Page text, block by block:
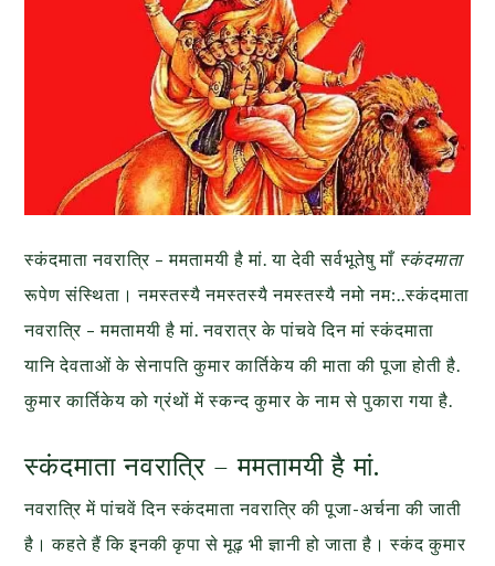
स्कंदमाता नवरात्रि – ममतामयी है मां. या देवी सर्वभू‍तेषु माँ स्कंदमाता
रूपेण संस्थिता। नमस्तस्यै नमस्तस्यै नमस्तस्यै नमो नम:..स्कंदमाता
नवरात्रि – ममतामयी है मां. नवरात्र के पांचवे दिन मां स्कंदमाता
यानि देवताओं के सेनापति कुमार कार्तिकेय की माता की पूजा होती है.
कुमार कार्तिकेय को ग्रंथों में स्कन्द कुमार के नाम से पुकारा गया है.
स्कंदमाता नवरात्रि – ममतामयी है मां.
नवरात्रि में पांचवें दिन स्कंदमाता नवरात्रि की पूजा-अर्चना की जाती
है। कहते हैं कि इनकी कृपा से मूढ़ भी ज्ञानी हो जाता है। स्कंद कुमार